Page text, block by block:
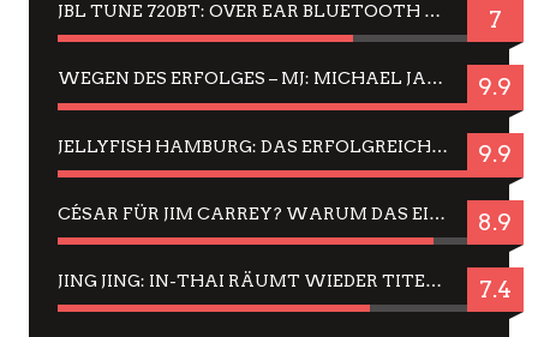
JBL TUNE 720BT: OVER EAR BLUETOOTH KOPFHÖRER UM DIE 50,-€ IM DAUER-TEST 7
WEGEN DES ERFOLGES – MJ: MICHAEL JACKSON MUSICAL IN EINER MATINEE SEHEN 9.9
JELLYFISH HAMBURG: DAS ERFOLGREICHE SOMMER-MENÜ 2025 IN GEFÜHLEN UND BILDERN 9.9
CÉSAR FÜR JIM CARREY? WARUM DAS EINER DER NERVIGSTEN ACTORS IST UND BLEIBT 8.9
JING JING: IN-THAI RÄUMT WIEDER TITEL AB – EIN ZWEI-STUNDEN-ERLEBNISBERICHT 7.4